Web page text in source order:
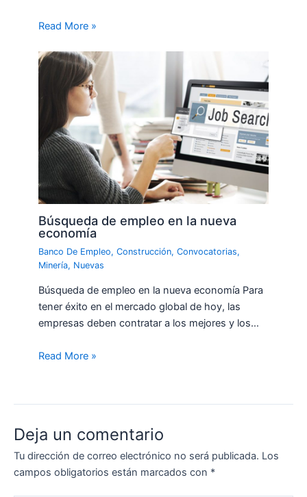
Read More »
Búsqueda de empleo en la nueva
economía
Banco De Empleo,Construcción,Convocatorias,
Minería, Nuevas
Búsqueda de empleo en la nueva economía Para
tener éxito en el mercado global de hoy, las
empresas deben contratar a los mejores y los…
Read More »
Deja un comentario
Tu dirección de correo electrónico no será publicada. Los
campos obligatorios están marcados con *